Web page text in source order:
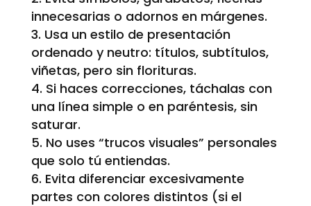
innecesarias o adornos en márgenes.
Usa un estilo de presentación
ordenado y neutro: títulos, subtítulos,
viñetas, pero sin florituras.
Si haces correcciones, táchalas con
una línea simple o en paréntesis, sin
saturar.
No uses “trucos visuales” personales
que solo tú entiendas.
Evita diferenciar excesivamente
partes con colores distintos (si el